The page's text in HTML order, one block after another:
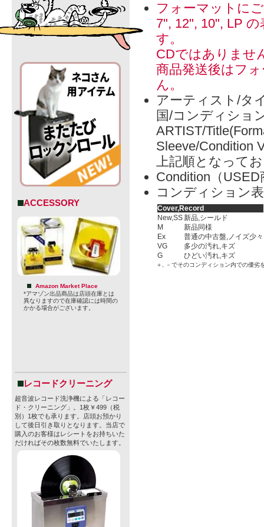
ACCESSORY
Amazon Market Place
*アマゾン出品商品は店頭在庫とは
異なりますので在庫確認には時間の
かかる場合がございます。
レコードクリーニング
超音波レコード洗浄機による「レコー
ド・クリーニング」。1枚￥499（税
別）1枚でも承ります。店頭お預かり
して後日引き取りとなります。当店で
購入のお客様はレシートをお持ちいた
だければその枚数無料でいたします。
フォーマットに
7", 12", 10", LP
す。
CDではありませ
商品発送後はフ
ん。
アーティスト/タ
国/コンディショ
ARTIST/
Sleeve/Condition
上記順となって
Condition（
コンディション
Cover,Record
New,SS新品,シールド
M
新品同様
Ex
普通の中古盤,ノイズ少々
VG
多少の汚れ,キズ
G
ひどい汚れ,キズ
＋, －でそのコンディション内での優劣